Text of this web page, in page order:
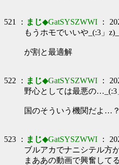
521 ： まじ◆GatSYSZWWI ：
もうホモでいいや_(:3」z)_
が割と最適解
522 ： まじ◆GatSYSZWWI ：
野心としては最悪の…_(:3
国のそういう機関だよ…？
523 ： まじ◆GatSYSZWWI ：
ブルアカでナニシテル方
まああの動画で興奮してる